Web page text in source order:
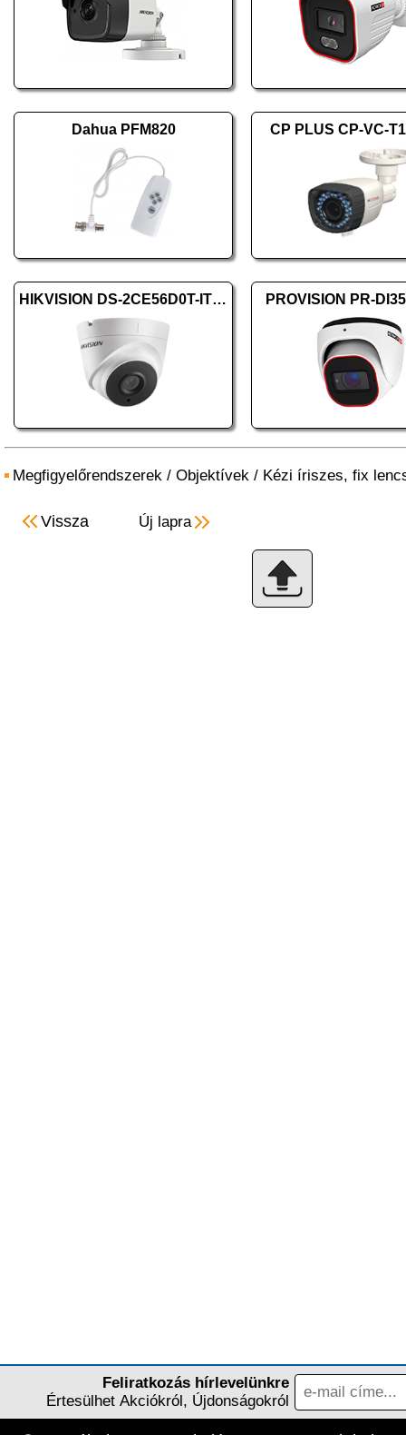
Dahua PFM820 CP PLUS CP-VC-
HIKVISION DS-2CE56D0T-IT3F (2.8mm) PROVISION PR-
Megfigyelőrendszerek / Objektívek / Kézi íriszes, fix
Vissza Új lapra
Feliratkozás hírlevelünkre
Értesülhet Akciókról, Újdonságokról